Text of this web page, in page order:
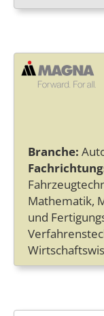
Branche:
Mathematik,
und